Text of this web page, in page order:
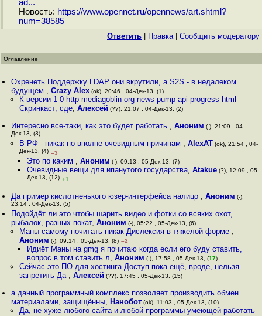
ad...
Новость: https://www.opennet.ru/opennews/art.shtml?
num=38585
Ответить Правка| Cообщить модератору
Оглавление
Охренеть Поддержку LDAP они вкрутили, а S2S - в недалеком
будущем ,Crazy Alex (ok), 20:46 , 04-Дек-13, (1)
К версии 1 0 http mediagoblin org news pump-api-progress html
Скринкаст, сде, Алексей (??), 21:07 , 04-Дек-13, (2)
Интересно все-таки, как это будет работать ,Аноним (-), 21:09 , 04-
Дек-13, (3)
В РФ - никак по вполне очевидным причинам , AlexAT (ok), 21:54 , 04-
Дек-13, (4) –3
Это по каким , Аноним (-), 09:13 , 05-Дек-13, (7)
Очевидные вещи для ипанутого государства, Atakue(?), 12:09 , 05-
Дек-13, (12) +1
Да пример кислотненького юзер-интерфейса налицо ,Аноним (-),
23:14 , 04-Дек-13, (5)
Подойдёт ли это чтобы шарить видео и фотки со всяких охот,
рыбалок, разных покат,Аноним (-), 05:22 , 05-Дек-13, (6)
Маны самому почитать никак Дислексия в тяжелой форме ,
Аноним (-), 09:14 , 05-Дек-13, (8) –2
Идиёт Маны на gmg я почитаю когда если его буду ставить,
вопрос в том ставить л, Аноним (-), 17:58 , 05-Дек-13, (17)
Сейчас это ПО для хостинга Доступ пока ещё, вроде, нельзя
запретить Да , Алексей (??), 17:45 , 05-Дек-13, (15)
а данный программный комплекс позволяет производить обмен
материалами, защищённы, Нанобот (ok), 11:03 , 05-Дек-13, (10)
Да, не хуже любого сайта и любой программы умеющей работать